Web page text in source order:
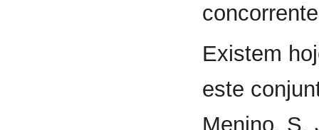
Existem
este
Menino, S.